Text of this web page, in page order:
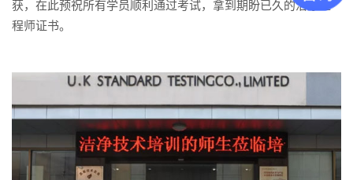
获，在此预祝所有学员顺利通过考试，拿到期盼已久的洁净工
程师证书。